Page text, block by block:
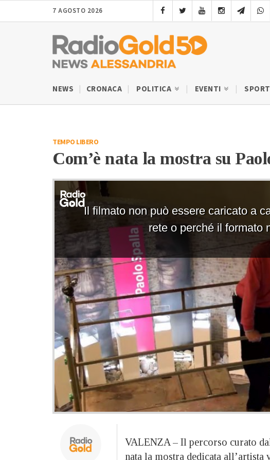
7 AGOSTO 2026
NEWS CRONACA POLITICA EVENTI SPORT
TEMPO LIBERO
Com’è nata la mostra su
VALENZA – Il percorso curato
nata la mostra dedicata all’artista